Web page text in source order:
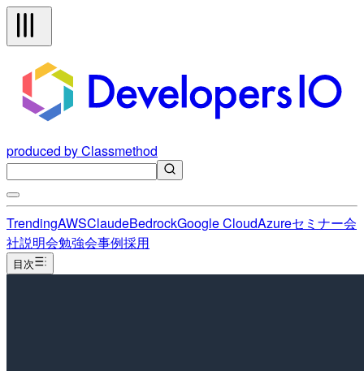
produced by Classmethod
TrendingAWSClaudeBedrockGoogle CloudAzureセミナー会
社説明会勉強会事例採用
目次